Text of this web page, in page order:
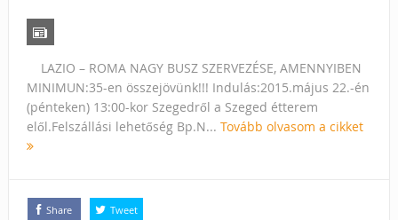
LAZIO – ROMA NAGY BUSZ SZERVEZÉSE, AMENNYIBEN
MINIMUN:35-en összejövünk!!! Indulás:2015.május 22.-én
(pénteken) 13:00-kor Szegedről a Szeged étterem
elől.Felszállási lehetőség Bp.N... Tovább olvasom a cikket
Share Tweet